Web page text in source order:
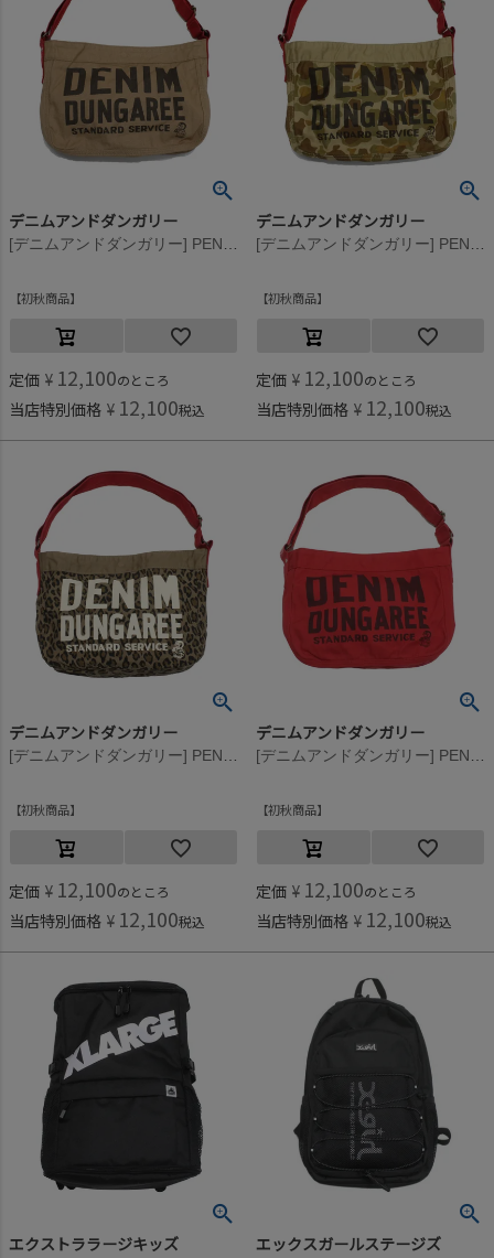
デニムアンドダンガリー
初秋商品
定価 ¥ 12,100のところ
当店特別価格 ¥ 12,100税込
デニムアンドダンガリー
初秋商品
定価 ¥ 12,100のところ
当店特別価格 ¥ 12,100税込
デニムアンドダンガリー
初秋商品
定価 ¥ 12,100のところ
当店特別価格 ¥ 12,100税込
デニムアンドダンガリー
初秋商品
定価 ¥ 12,100のところ
当店特別価格 ¥ 12,100税込
エクストララージキッズ エックスガールステージズ